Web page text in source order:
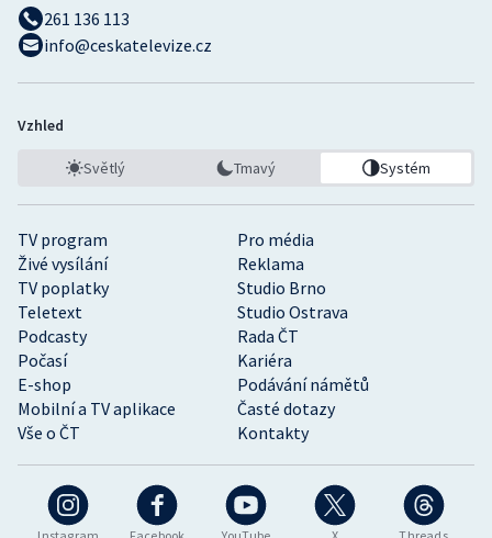
TV program
Pro média
Živé vysílání
Reklama
TV poplatky
Studio Brno
Teletext
Studio Ostrava
Podcasty
Rada ČT
Počasí
Kariéra
E-shop
Podávání námětů
Mobilní a TV aplikace
Časté dotazy
Vše o ČT
Kontakty
261 136 113
info@ceskatelevize.cz
Vzhled
Světlý Tmavý Systém